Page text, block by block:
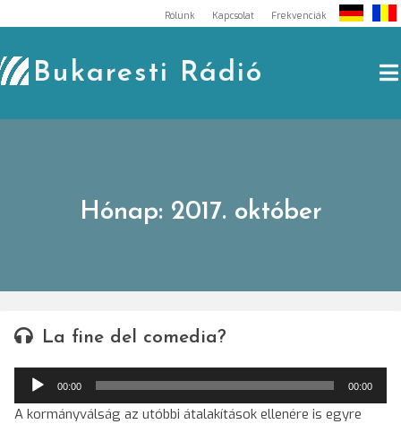
to
content
Rólunk Kapcsolat Frekvenciák
Bukaresti Rádió
Hónap: 2017. október
La fine del comedia?
Audió
lejátszó
00:00 00:00
A kormányválság az utóbbi átalakítások ellenére is egyre